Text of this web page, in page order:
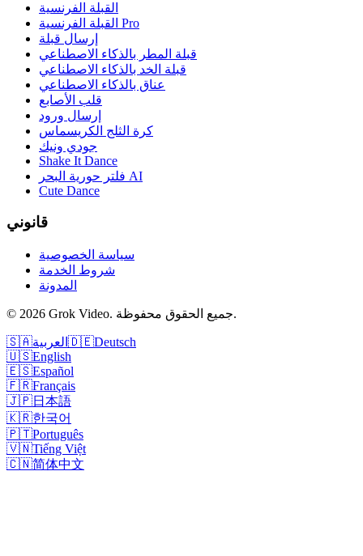
القبلة الفرنسية
القبلة الفرنسية Pro
إرسال قبلة
قبلة المطر بالذكاء الاصطناعي
قبلة الخد بالذكاء الاصطناعي
عناق بالذكاء الاصطناعي
قلب الأصابع
إرسال ورود
كرة الثلج الكريسماس
جودي ونيك
Shake It Dance
فلتر حورية البحر AI
Cute Dance
قانوني
سياسة الخصوصية
شروط الخدمة
المدونة
© 2026 Grok Video. جميع الحقوق محفوظة.
🇸🇦العربية 🇩🇪Deutsch
🇺🇸English
🇪🇸Español
🇫🇷Français
🇯🇵日本語
🇰🇷한국어
🇵🇹Português
🇻🇳Tiếng Việt
🇨🇳简体中文